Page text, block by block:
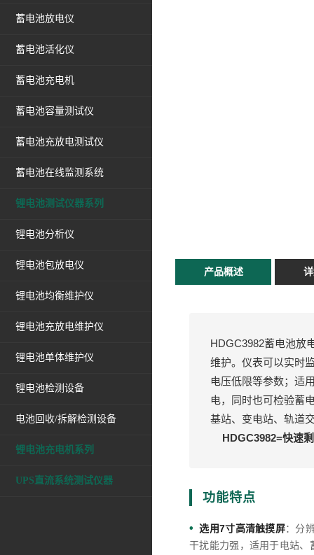
蓄电池放电仪
蓄电池活化仪
蓄电池充电机
蓄电池容量测试仪
蓄电池充放电测试仪
蓄电池在线监测系统
锂电池测试仪器系列
锂电池分析仪
锂电池包放电仪
锂电池均衡维护仪
锂电池充放电维护仪
锂电池单体维护仪
锂电池检测设备
电池回收/拆解检测设备
锂电池充电机系列
UPS直流系统测试仪器
产品概述
HDGC3982蓄电池放
维护。仪表可以实时
电压低限等参数；适
电，同时也可检验蓄
基站、变电站、轨道
HDGC3982=快速
功能特点
• 选用7寸高清触摸屏：分
干扰能力强，适用于电站